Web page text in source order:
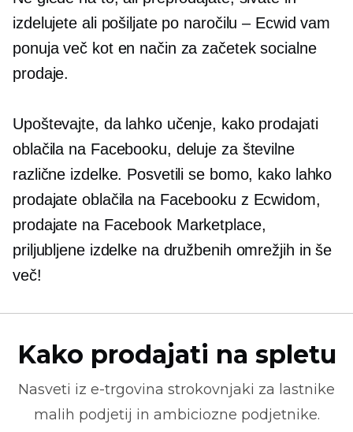
izdelujete ali pošiljate po naročilu – Ecwid vam
ponuja več kot en način za začetek socialne
prodaje.
Upoštevajte, da lahko učenje, kako prodajati
oblačila na Facebooku, deluje za številne
različne izdelke. Posvetili se bomo, kako lahko
prodajate oblačila na Facebooku z Ecwidom,
prodajate na Facebook Marketplace,
priljubljene izdelke na družbenih omrežjih in še
več!
Kako prodajati na spletu
Nasveti iz e-trgovina strokovnjaki za lastnike
malih podjetij in ambiciozne podjetnike.